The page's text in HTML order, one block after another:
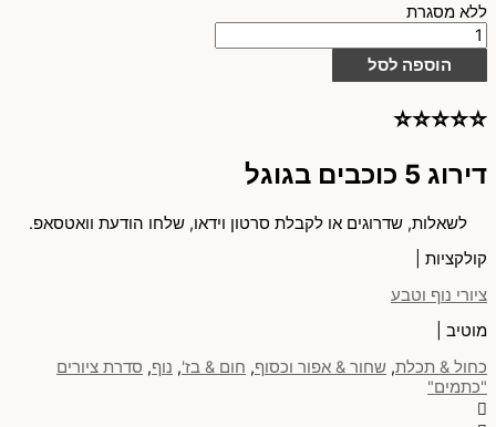
ללא מסגרת
הוספה לסל
⭐⭐⭐⭐⭐
דירוג 5 כוכבים בגוגל
לשאלות, שדרוגים או לקבלת סרטון וידאו, שלחו הודעת וואטסאפ.
קולקציות |
ציורי נוף וטבע
מוטיב |
כחול & תכלת, שחור & אפור וכסוף, חום & בז', נוף, סדרת ציורים
"כתמים"